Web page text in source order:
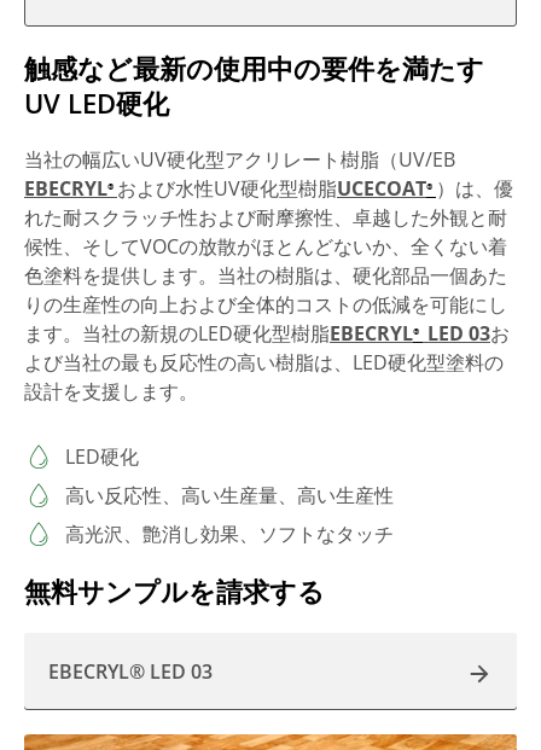
触感など最新の使用中の要件を満たす
UV LED硬化
当社の幅広いUV硬化型アクリレート樹脂（UV/EB
EBECRYL® および水性UV硬化型樹脂UCECOAT® ）は、優
れた耐スクラッチ性および耐摩擦性、卓越した外観と耐
候性、そしてVOCの放散がほとんどないか、全くない着
色塗料を提供します。当社の樹脂は、硬化部品一個あた
りの生産性の向上および全体的コストの低減を可能にし
ます。当社の新規のLED硬化型樹脂EBECRYL® LED 03お
よび当社の最も反応性の高い樹脂は、LED硬化型塗料の
設計を支援します。
LED硬化
高い反応性、高い生産量、高い生産性
高光沢、艶消し効果、ソフトなタッチ
無料サンプルを請求する
EBECRYL® LED 03